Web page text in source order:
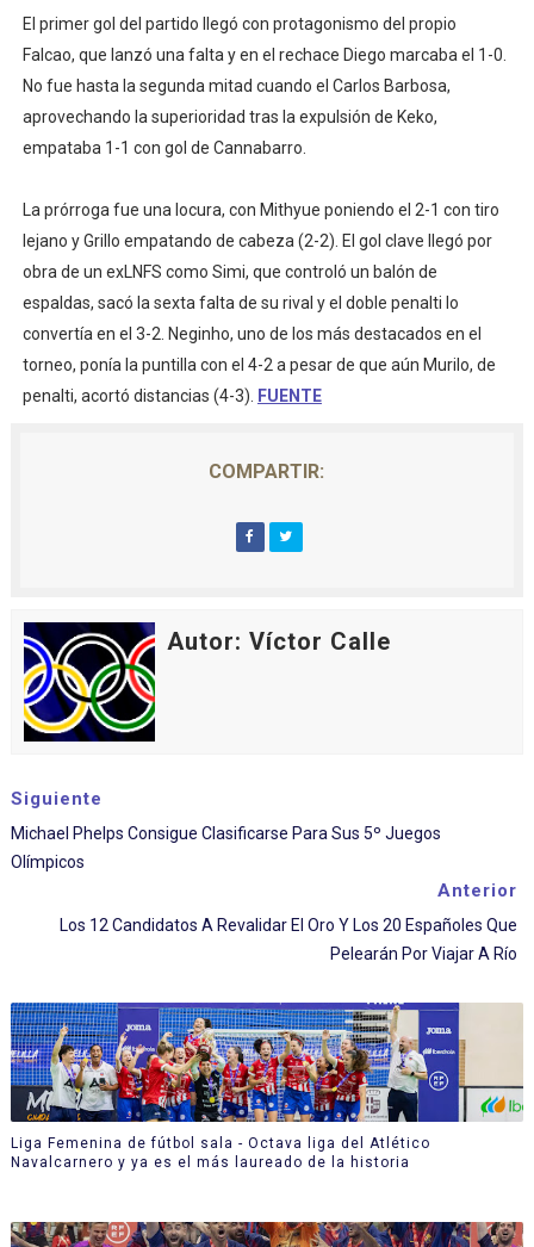
El primer gol del partido llegó con protagonismo del propio
Falcao, que lanzó una falta y en el rechace Diego marcaba el 1-0.
No fue hasta la segunda mitad cuando el Carlos Barbosa,
aprovechando la superioridad tras la expulsión de Keko,
empataba 1-1 con gol de Cannabarro.
La prórroga fue una locura, con Mithyue poniendo el 2-1 con tiro
lejano y Grillo empatando de cabeza (2-2). El gol clave llegó por
obra de un exLNFS como Simi, que controló un balón de
espaldas, sacó la sexta falta de su rival y el doble penalti lo
convertía en el 3-2. Neginho, uno de los más destacados en el
torneo, ponía la puntilla con el 4-2 a pesar de que aún Murilo, de
penalti, acortó distancias (4-3).
FUENTE
COMPARTIR:
Autor: Víctor Calle
Siguiente
Michael Phelps Consigue Clasificarse Para Sus 5º Juegos
Olímpicos
Anterior
Los 12 Candidatos A Revalidar El Oro Y Los 20 Españoles Que
Pelearán Por Viajar A Río
Liga Femenina de fútbol sala - Octava liga del Atlético
Navalcarnero y ya es el más laureado de la historia